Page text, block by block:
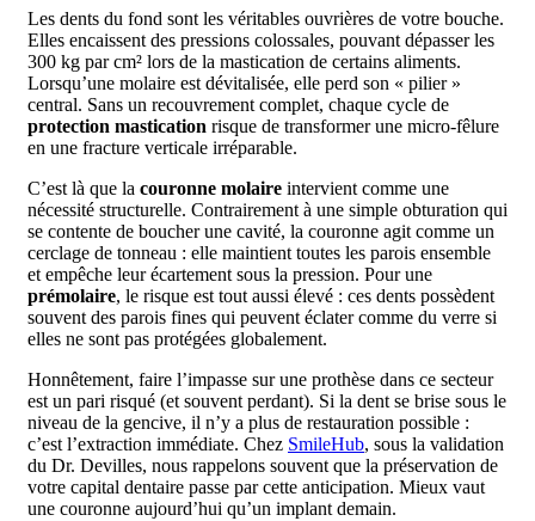
Les dents du fond sont les véritables ouvrières de votre bouche.
Elles encaissent des pressions colossales, pouvant dépasser les
300 kg par cm² lors de la mastication de certains aliments.
Lorsqu’une molaire est dévitalisée, elle perd son « pilier »
central. Sans un recouvrement complet, chaque cycle de
protection mastication risque de transformer une micro-fêlure
en une fracture verticale irréparable.
C’est là que la couronne molaire intervient comme une
nécessité structurelle. Contrairement à une simple obturation qui
se contente de boucher une cavité, la couronne agit comme un
cerclage de tonneau : elle maintient toutes les parois ensemble
et empêche leur écartement sous la pression. Pour une
prémolaire, le risque est tout aussi élevé : ces dents possèdent
souvent des parois fines qui peuvent éclater comme du verre si
elles ne sont pas protégées globalement.
Honnêtement, faire l’impasse sur une prothèse dans ce secteur
est un pari risqué (et souvent perdant). Si la dent se brise sous le
niveau de la gencive, il n’y a plus de restauration possible :
c’est l’extraction immédiate. Chez SmileHub, sous la validation
du Dr. Devilles, nous rappelons souvent que la préservation de
votre capital dentaire passe par cette anticipation. Mieux vaut
une couronne aujourd’hui qu’un implant demain.